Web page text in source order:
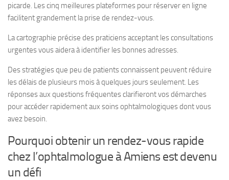
picarde. Les cinq meilleures plateformes pour réserver en ligne
facilitent grandement la prise de rendez-vous.
La cartographie précise des praticiens acceptant les consultations
urgentes vous aidera à identifier les bonnes adresses.
Des stratégies que peu de patients connaissent peuvent réduire
les délais de plusieurs mois à quelques jours seulement. Les
réponses aux questions fréquentes clarifieront vos démarches
pour accéder rapidement aux soins ophtalmologiques dont vous
avez besoin.
Pourquoi obtenir un rendez-vous rapide
chez l’ophtalmologue à Amiens est devenu
un défi